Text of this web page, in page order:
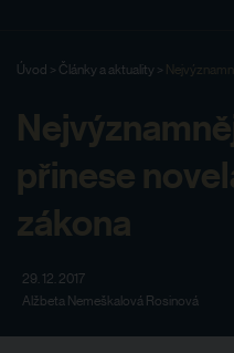
Úvod > Články a aktuality > Nejvýznamn...
přinese
zákona
29. 12. 2017
Alžbeta Nemeškalová Rosinová